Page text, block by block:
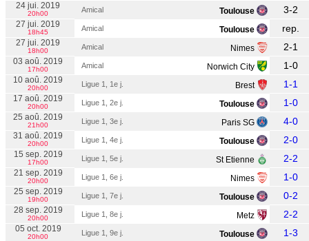
24 jui. 2019
20h00 Amical Toulouse 3-2
27 jui. 2019
18h45 Amical Toulouse rep.
27 jui. 2019
18h00 Amical Nimes 2-1
03 aoû. 2019
17h00 Amical Norwich City 1-0
10 aoû. 2019
20h00 Ligue 1, 1e j. Brest 1-1
17 aoû. 2019
20h00 Ligue 1, 2e j. Toulouse 1-0
25 aoû. 2019
21h00 Ligue 1, 3e j. Paris SG 4-0
31 aoû. 2019
20h00 Ligue 1, 4e j. Toulouse 2-0
15 sep. 2019
17h00 Ligue 1, 5e j. St Etienne 2-2
21 sep. 2019
20h00 Ligue 1, 6e j. Nimes 1-0
25 sep. 2019
19h00 Ligue 1, 7e j. Toulouse 0-2
28 sep. 2019
20h00 Ligue 1, 8e j. Metz 2-2
05 oct. 2019
20h00 Ligue 1, 9e j. Toulouse 1-3